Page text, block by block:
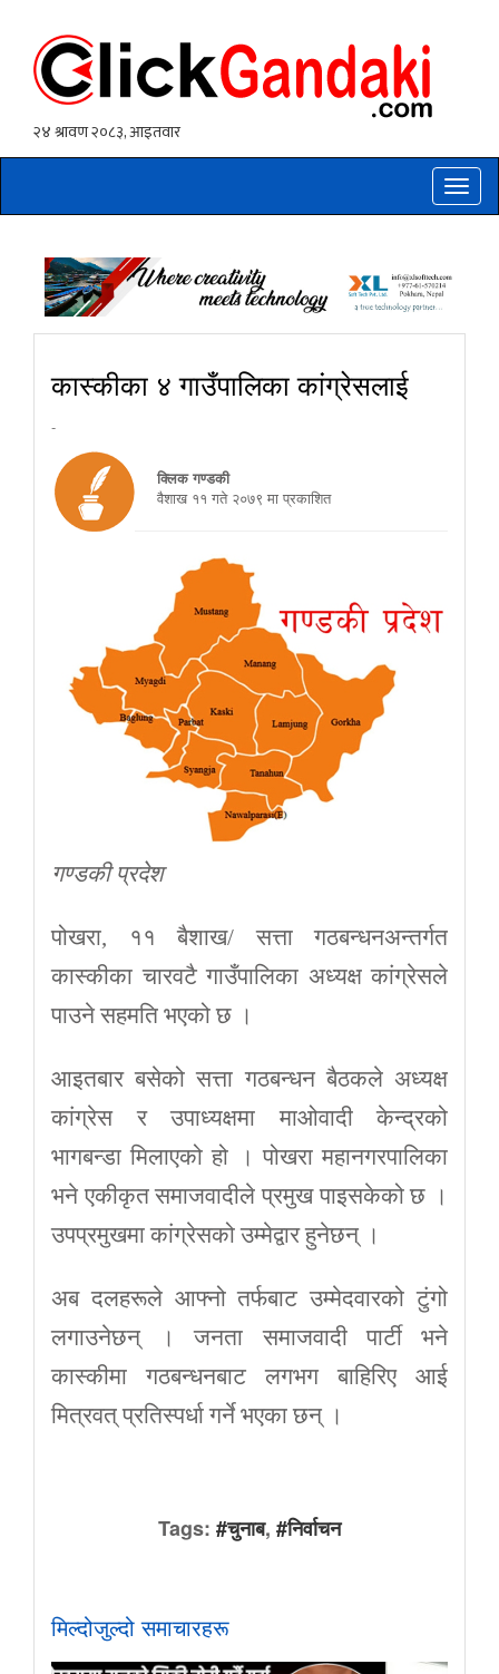
Toggle
कास्कीका ४ गाउँपालिका कांग्रेसलाई
-
क्लिक गण्डकी
वैशाख ११ गते २०७९ मा प्रकाशित
गण्डकी प्रदेश
पोखरा, ११ बैशाख/ सत्ता गठबन्धनअन्तर्गत
कास्कीका चारवटै गाउँपालिका अध्यक्ष कांग्रेसले
पाउने सहमति भएको छ ।
आइतबार बसेको सत्ता गठबन्धन बैठकले अध्यक्ष
कांग्रेस र उपाध्यक्षमा माओवादी केन्द्रको
भागबन्डा मिलाएको हो । पोखरा महानगरपालिका
भने एकीकृत समाजवादीले प्रमुख पाइसकेको छ ।
उपप्रमुखमा कांग्रेसको उम्मेद्वार हुनेछन् ।
अब दलहरूले आफ्नो तर्फबाट उम्मेदवारको टुंगो
लगाउनेछन् । जनता समाजवादी पार्टी भने
कास्कीमा गठबन्धनबाट लगभग बाहिरिए आई
मित्रवत् प्रतिस्पर्धा गर्ने भएका छन् ।
Tags: #चुनाब, #निर्वाचन
मिल्दोजुल्दो समाचारहरू